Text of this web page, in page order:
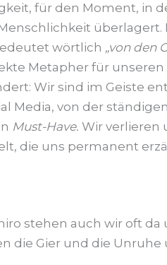
für den Moment, in
überlagert.
wörtlich „von den
Metapher für unseren
Wir sind im Geiste
Media, von der
Must-Have. Wir verlieren
die uns permanent
stehen auch wir oft
die Gier und die